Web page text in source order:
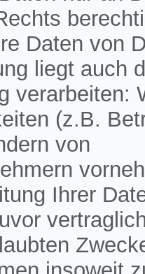
Daten von
liegt auch
verarbeiten:
(z.B.
von
Ihrer